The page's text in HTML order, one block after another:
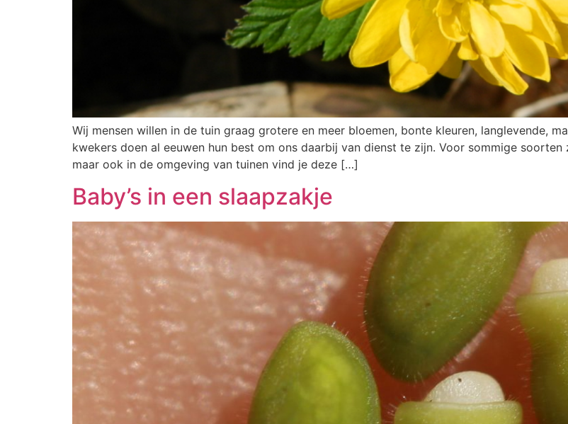
Wij mensen willen in de tuin graag grotere en meer bloemen, bonte kleuren, langlevende,
kwekers doen al eeuwen hun best om ons daarbij van dienst te zijn. Voor sommige
maar ook in de omgeving van tuinen vind je deze […]
Baby’s in een slaapzakje